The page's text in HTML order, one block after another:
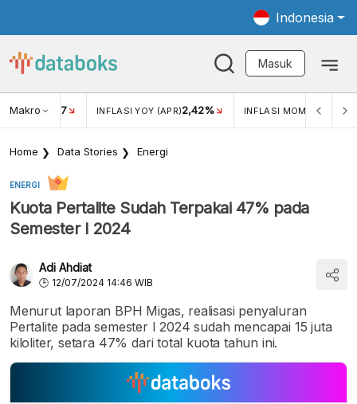
Indonesia
Masuk
Makro
USD/IDR 17 INFLASI YOY (APR)2,42% INFLASI MOM (MAR)
Home Data Stories Energi
ENERGI
Kuota Pertalite Sudah Terpakai 47% pada
Semester I 2024
Adi Ahdiat
12/07/2024 14:46 WIB
Menurut laporan BPH Migas, realisasi penyaluran
Pertalite pada semester I 2024 sudah mencapai 15 juta
kiloliter, setara 47% dari total kuota tahun ini.